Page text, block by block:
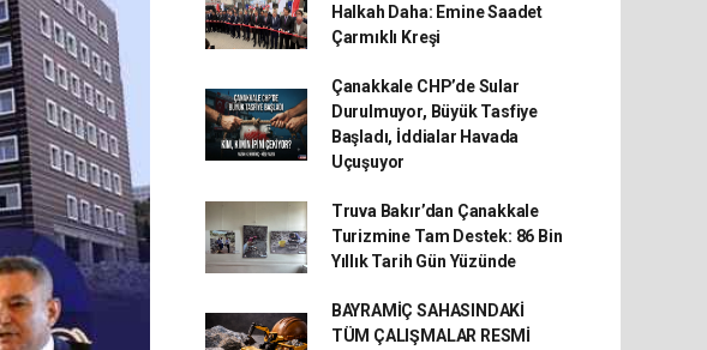
Halkah Daha: Emine Saadet
Çarmıklı Kreşi
Çanakkale CHP’de Sular
Durulmuyor, Büyük Tasfiye
Başladı, İddialar Havada
Uçuşuyor
Truva Bakır’dan Çanakkale
Turizmine Tam Destek: 86 Bin
Yıllık Tarih Gün Yüzünde
BAYRAMİÇ SAHASINDAKİ
TÜM ÇALIŞMALAR RESMİ